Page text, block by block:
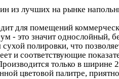
из лучших на рынке
для помещений
- это значит однослойный,
полировки, что
и соответствующие
только в ширине
цветовой палитре,